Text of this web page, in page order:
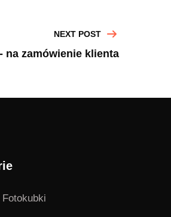
NEXT POST
na zamówienie klienta